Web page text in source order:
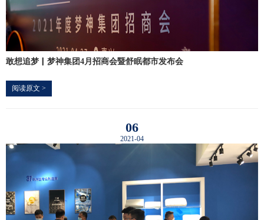
敢想追梦▏梦神集团4月招商会暨舒眠都市发布会
阅读原文 >
06
2021-04